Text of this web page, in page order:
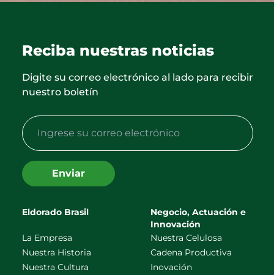
Reciba nuestras noticias
Digite su correo electrónico al lado para recibir
nuestro boletín
Enviar
Eldorado Brasil
La Empresa
Nuestra Historia
Nuestra Cultura
Negocio, Actuación e
Innovación
Nuestra Celulosa
Cadena Productiva
Inovación